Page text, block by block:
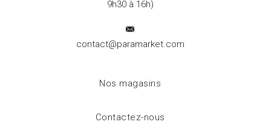
9h30 à 16h)
contact@paramarket.com
Nos magasins
Contactez-nous